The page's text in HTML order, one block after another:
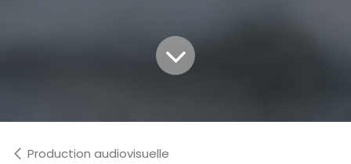
Production audiovisuelle